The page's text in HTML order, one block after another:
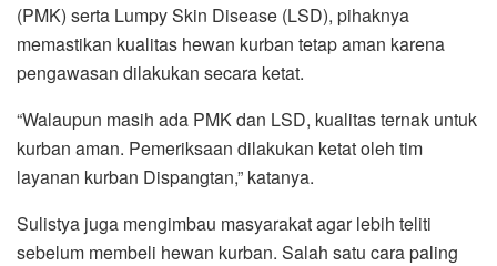
(PMK) serta Lumpy Skin Disease (LSD), pihaknya
memastikan kualitas hewan kurban tetap aman karena
pengawasan dilakukan secara ketat.
“Walaupun masih ada PMK dan LSD, kualitas ternak untuk
kurban aman. Pemeriksaan dilakukan ketat oleh tim
layanan kurban Dispangtan,” katanya.
Sulistya juga mengimbau masyarakat agar lebih teliti
sebelum membeli hewan kurban. Salah satu cara paling